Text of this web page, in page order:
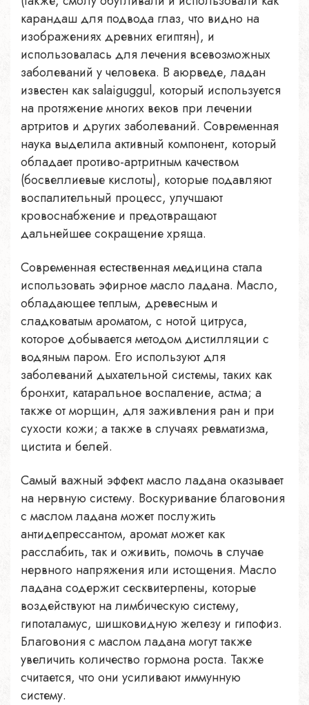
карандаш для подвода глаз, что видно на
изображениях древних египтян), и
использовалась для лечения всевозможных
заболеваний у человека. В аюрведе, ладан
известен как salaiguggul, который используется
на протяжение многих веков при лечении
артритов и других заболеваний. Современная
наука выделила активный компонент, который
обладает противо-артритным качеством
(босвеллиевые кислоты), которые подавляют
воспалительный процесс, улучшают
кровоснабжение и предотвращают
дальнейшее сокращение хряща.
Современная естественная медицина стала
использовать эфирное масло ладана. Масло,
обладающее теплым, древесным и
сладковатым ароматом, с нотой цитруса,
которое добывается методом дистилляции с
водяным паром. Его используют для
заболеваний дыхательной системы, таких как
бронхит, катаральное воспаление, астма; а
также от морщин, для заживления ран и при
сухости кожи; а также в случаях ревматизма,
цистита и белей.
Самый важный эффект масло ладана оказывает
на нервную систему. Воскуривание благовония
с маслом ладана может послужить
антидепрессантом, аромат может как
расслабить, так и оживить, помочь в случае
нервного напряжения или истощения. Масло
ладана содержит сесквитерпены, которые
воздействуют на лимбическую систему,
гипоталамус, шишковидную железу и гипофиз.
Благовония с маслом ладана могут также
увеличить количество гормона роста. Также
считается, что они усиливают иммунную
систему.